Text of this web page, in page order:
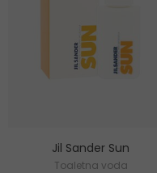
Jil Sander Sun
Toaletna voda